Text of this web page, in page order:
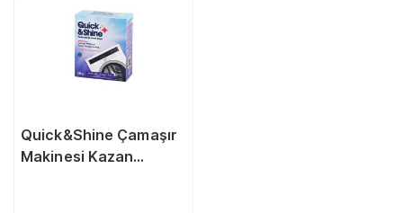
Quick&Shine Çamaşır
Makinesi Kazan